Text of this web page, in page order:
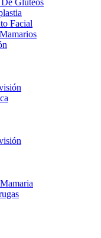
Facial